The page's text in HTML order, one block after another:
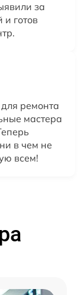
за
готов
ремонта
мастера
в чем не
всем!